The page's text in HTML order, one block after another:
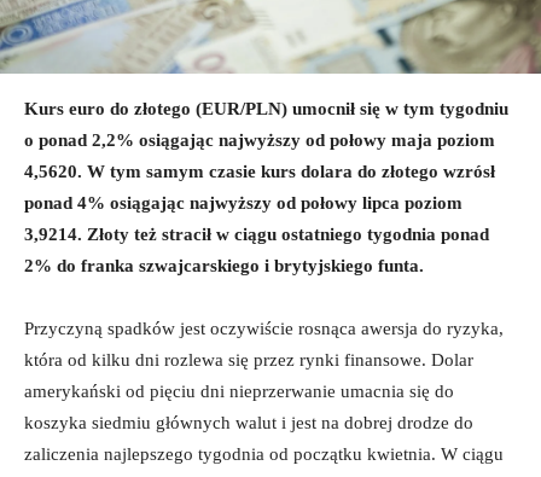
Kurs euro do złotego (EUR/PLN) umocnił się w tym tygodniu
o ponad 2,2% osiągając najwyższy od połowy maja poziom
4,5620. W tym samym czasie kurs dolara do złotego wzrósł
ponad 4% osiągając najwyższy od połowy lipca poziom
3,9214. Złoty też stracił w ciągu ostatniego tygodnia ponad
2% do franka szwajcarskiego i brytyjskiego funta.
Przyczyną spadków jest oczywiście rosnąca awersja do ryzyka,
która od kilku dni rozlewa się przez rynki finansowe. Dolar
amerykański od pięciu dni nieprzerwanie umacnia się do
koszyka siedmiu głównych walut i jest na dobrej drodze do
zaliczenia najlepszego tygodnia od początku kwietnia. W ciągu